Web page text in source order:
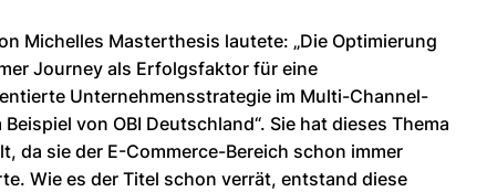
Michelles Masterthesis lautete: „Die Optimierung
Journey als Erfolgsfaktor für eine
Unternehmensstrategie im Multi-Channel-
Beispiel von OBI Deutschland“. Sie hat dieses Thema
da sie der E-Commerce-Bereich schon immer
Wie es der Titel schon verrät, entstand diese